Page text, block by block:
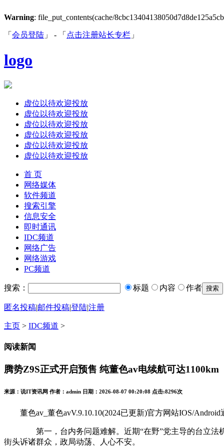
Warning: file_put_contents(cache/
「 会员登陆 」 - 「 点击注册站长专栏 」
logo
虚位以待欢迎投放
虚位以待欢迎投放
虚位以待欢迎投放
虚位以待欢迎投放
虚位以待欢迎投放
虚位以待欢迎投放
首 页
网络媒体
软件频道
搜索引擎
信息安全
即时通讯
IDC频道
网络广告
网络游戏
PC频道
搜索： 标题 内容 作者
匿名投稿|邮件投稿|登陆|注册
主页 > IDC频道 >
阅读新闻
腾势Z9S正式开启预售 纯董色av电续航可达1100km
来源：说IT资讯网 作者：admin 日期：2026-08-07 00:20:08 点击:8296次
董色av_董色avV.9.10.10(2024已更新)官方网站IOS/Android
第一，台内务问题难解。近期“在野”党主导的台立法机构
街头诉诸群众，政局动荡、人心不安。